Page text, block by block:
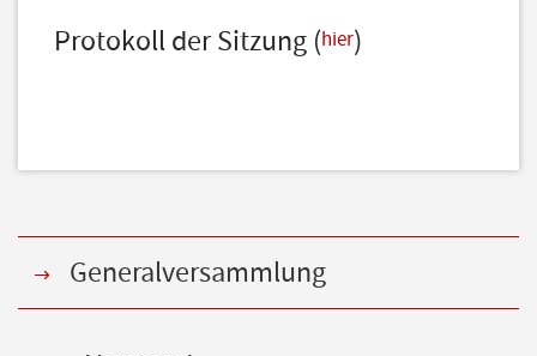
Protokoll der Sitzung (hier)
Generalversammlung